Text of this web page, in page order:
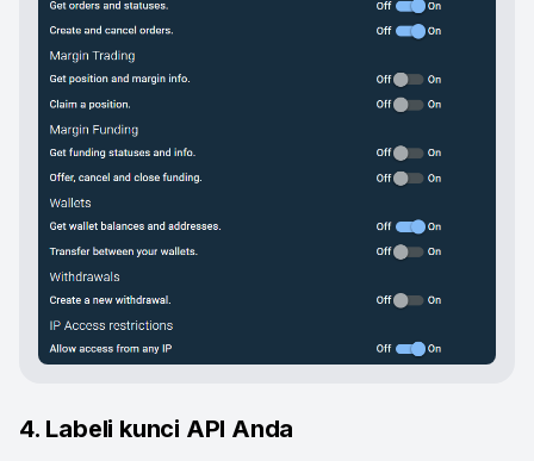
4. Labeli kunci API Anda